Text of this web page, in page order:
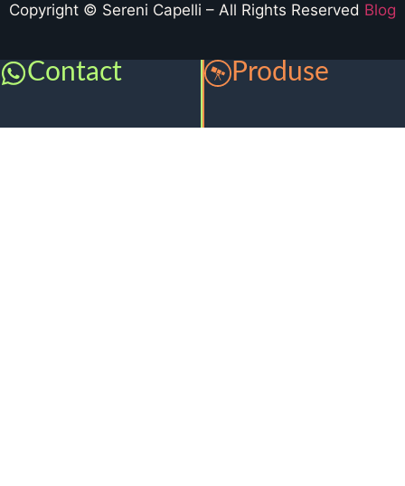
Copyright © Sereni Capelli – All Rights Reserved Blog
Contact Produse